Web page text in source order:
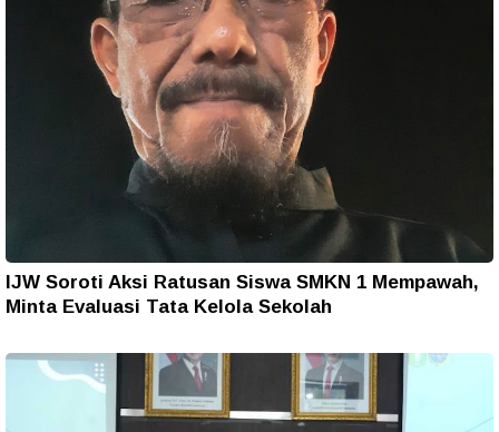
IJW Soroti Aksi Ratusan Siswa SMKN 1 Mempawah,
Minta Evaluasi Tata Kelola Sekolah